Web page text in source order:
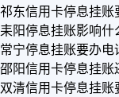
祁东信用卡停息挂账
耒阳停息挂账影响什
常宁停息挂账要办电
邵阳信用卡停息挂账
双清信用卡停息挂账